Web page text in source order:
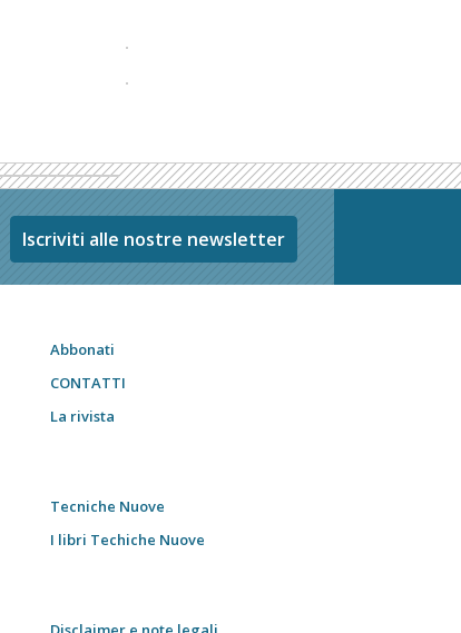
Iscriviti alle nostre newsletter
Abbonati
CONTATTI
La rivista
Tecniche Nuove
I libri Techiche Nuove